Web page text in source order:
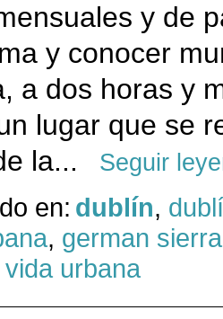
y de
y conocer
a dos horas y
lugar que se
la...
Seguir
en: dublín,
, german sierra
vida urbana